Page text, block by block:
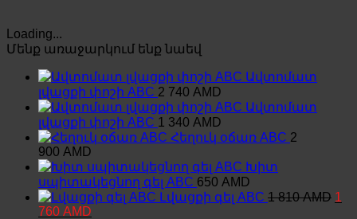
Loading...
Մենք առաջարկում ենք նաեվ
Ավտոմատ
լվացքի փոշի ABC 2 740 AMD
Ավտոմատ
լվացքի փոշի ABC 1 340 AMD
Հեղուկ օճառ ABC 2
900 AMD
Խիտ
սպիտակեցնող գել ABC 650 AMD
Լվացքի գել ABC 1 810AMD 1
760 AMD